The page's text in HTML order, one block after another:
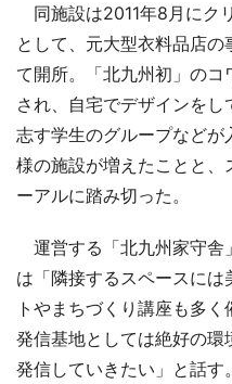
同施設は2011年8月にク
として、元大型衣料品店
て開所。「北九州初」のコ
され、自宅でデザインを
志す学生のグループなど
様の施設が増えたことと、
ーアルに踏み切った。
運営する「北九州家守舎
は「隣接するスペースに
トやまちづくり講座も多
発信基地としては絶好の環
発信していきたい」と話す。